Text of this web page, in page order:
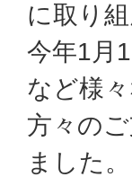
に取り
今年1月
など様
方々の
ました。